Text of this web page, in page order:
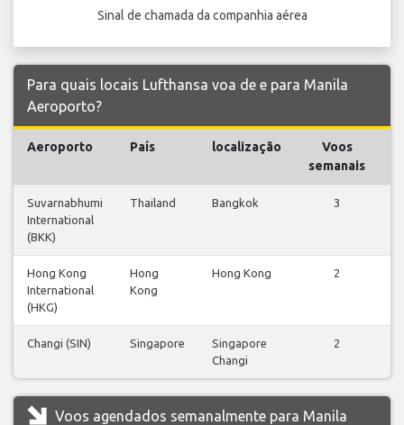
Sinal de chamada da companhia aérea
Para quais locais Lufthansa voa de e para Manila
Aeroporto?
Aeroporto País localização
Voos
semanais
Suvarnabhumi
International
(BKK)
Thailand Bangkok 3
Hong Kong
International
(HKG)
Hong
Kong
Hong Kong 2
Changi (SIN) Singapore
Singapore
Changi
2
Voos agendados semanalmente para Manila